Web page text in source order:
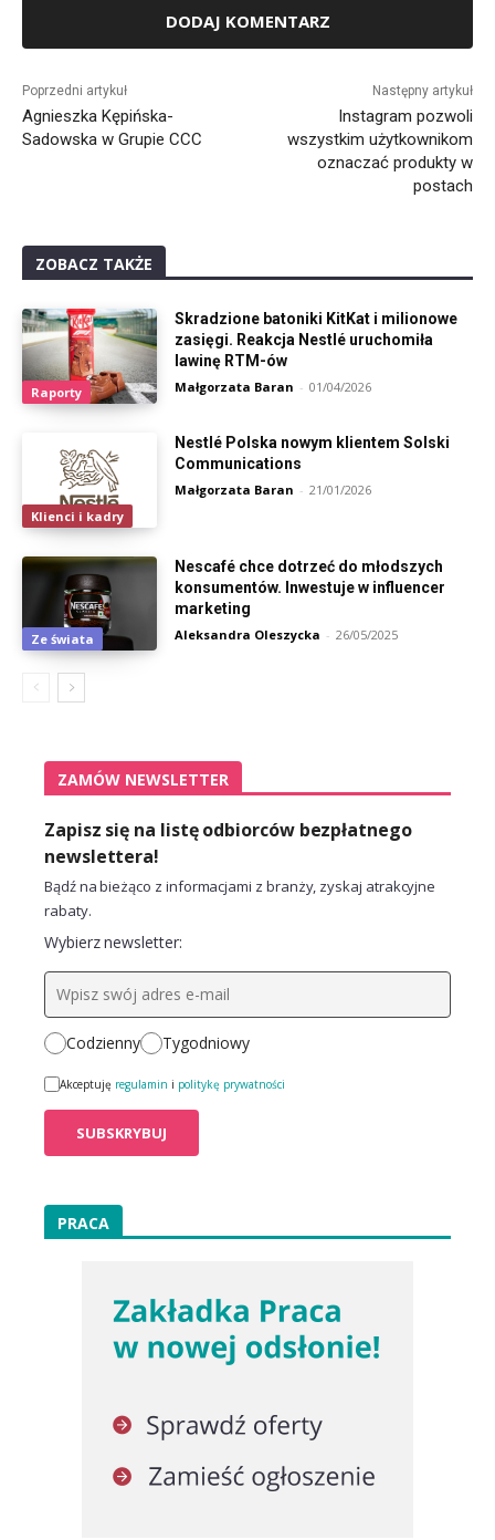
Poprzedni artykuł
Agnieszka Kępińska-
Sadowska w Grupie CCC
Następny artykuł
Instagram pozwoli
wszystkim użytkownikom
oznaczać produkty w
postach
ZOBACZ TAKŻE
Raporty
Skradzione batoniki KitKat i milionowe
zasięgi. Reakcja Nestlé uruchomiła
lawinę RTM-ów
Małgorzata Baran - 01/04/2026
Klienci i kadry
Nestlé Polska nowym klientem Solski
Communications
Małgorzata Baran - 21/01/2026
Ze świata
Nescafé chce dotrzeć do młodszych
konsumentów. Inwestuje w influencer
marketing
Aleksandra Oleszycka - 26/05/2025
ZAMÓW NEWSLETTER
Zapisz się na listę odbiorców bezpłatnego
newslettera!
Bądź na bieżąco z informacjami z branży, zyskaj atrakcyjne
rabaty.
Wybierz newsletter:
Codzienny Tygodniowy
Akceptuję regulamin i politykę prywatności
PRACA